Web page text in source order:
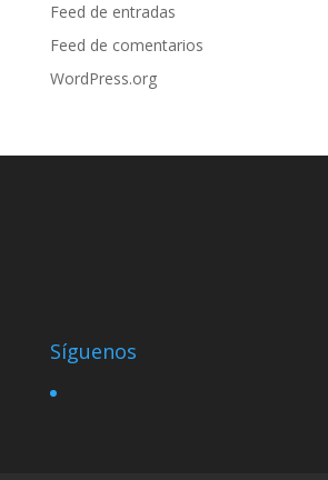
Feed de entradas
Feed de comentarios
WordPress.org
Síguenos